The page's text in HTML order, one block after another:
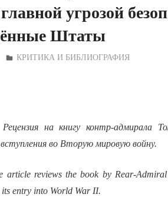
угрозой
Штаты
Дежурный по Редакции
КРИТИКА И БИБЛИОГРАФИЯ
Рецензия на книгу контр-адмирала
во Вторую мировую войну.
article reviews the book by Rear-
entry into World War II.